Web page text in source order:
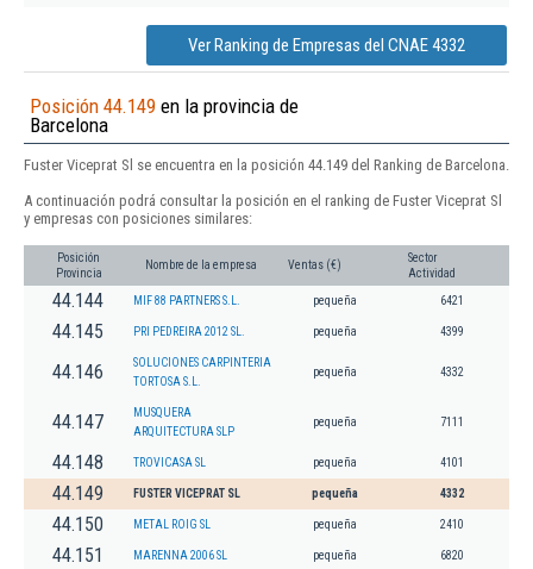
Ver Ranking de Empresas del CNAE 4332
Posición 44.149 en la provincia de
Barcelona
Fuster Viceprat Sl se encuentra en la posición 44.149 del Ranking de Barcelona.
A continuación podrá consultar la posición en el ranking de Fuster Viceprat Sl
y empresas con posiciones similares:
Posición
Provincia
Nombre de la empresa Ventas (€)
Sector
Actividad
44.144 MIF 88 PARTNERS S.L. pequeña 6421
44.145 PRI PEDREIRA 2012 SL. pequeña 4399
44.146
SOLUCIONES CARPINTERIA
TORTOSA S.L.
pequeña 4332
44.147
MUSQUERA
ARQUITECTURA SLP
pequeña 7111
44.148 TROVICASA SL pequeña 4101
44.149 FUSTER VICEPRAT SL pequeña 4332
44.150 METAL ROIG SL pequeña 2410
44.151 MARENNA 2006 SL pequeña 6820